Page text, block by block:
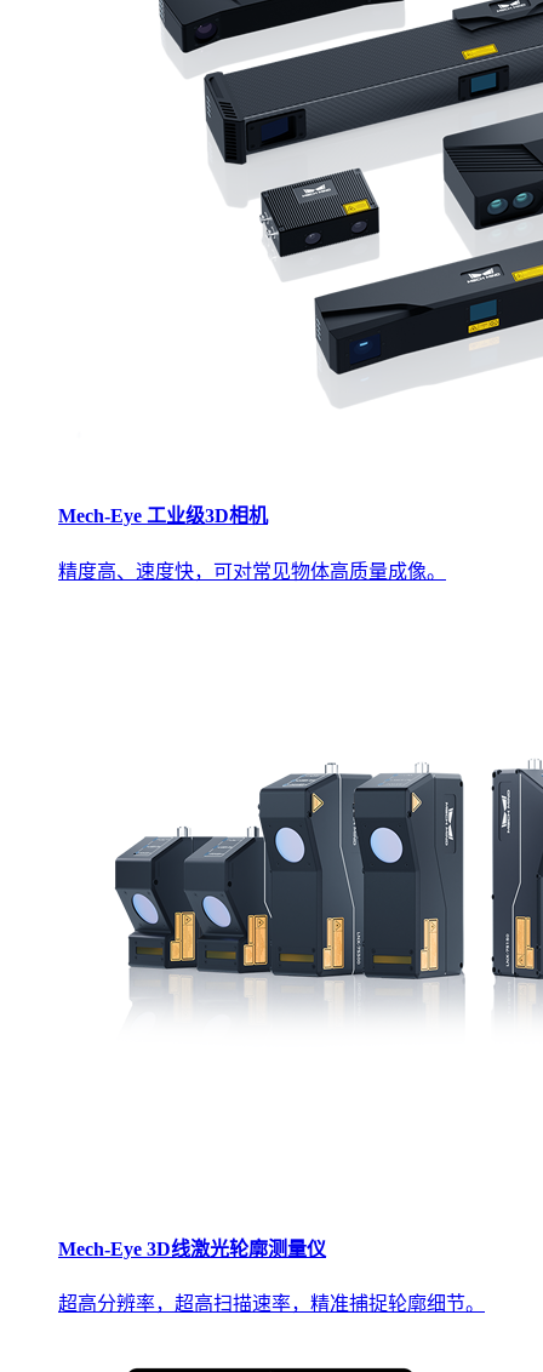
Mech-Eye 工业级3D相机
精度高、速度快，可对常见物体高质量成像。
Mech-Eye 3D线激光轮廓测量仪
超高分辨率，超高扫描速率，精准捕捉轮廓细节。